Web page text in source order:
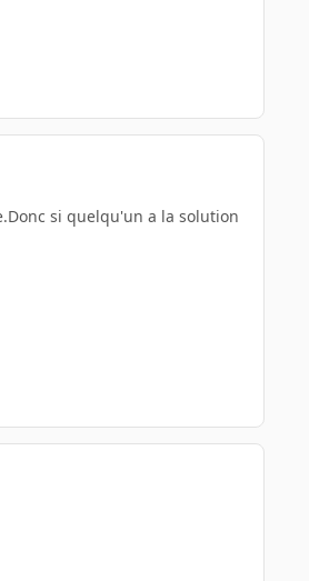
si quelqu'un a la solution